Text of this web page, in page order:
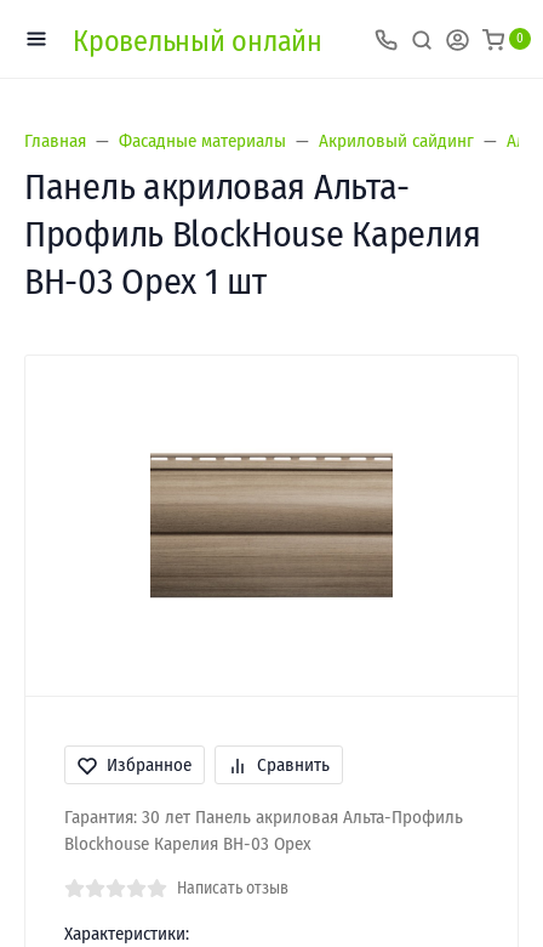
Кровельный онлайн 0
Главная Фасадные материалы Акриловый сайдинг
Панель акриловая Альта-
Профиль BlockHouse Карелия
BH-03 Орех 1 шт
Избранное Сравнить
Гарантия: 30 лет Панель акриловая Альта-Профиль
Blockhouse Карелия BH-03 Орех
Написать отзыв
Характеристики: